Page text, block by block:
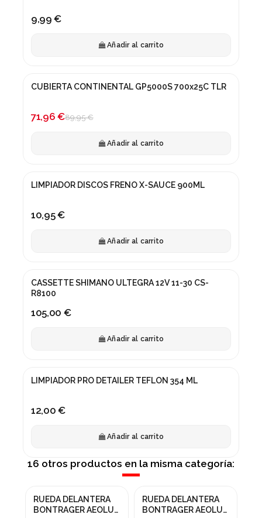
9,99 €
Añadir al carrito
¡En oferta!
CUBIERTA CONTINENTAL GP5000S 700x25C TLR
71,96 €89,95 €
Añadir al carrito
LIMPIADOR DISCOS FRENO X-SAUCE 900ML
10,95 €
Añadir al carrito
CASSETTE SHIMANO ULTEGRA 12V 11-30 CS-
R8100
105,00 €
Añadir al carrito
LIMPIADOR PRO DETAILER TEFLON 354 ML
12,00 €
Añadir al carrito
16 otros productos en la misma categoría:
¡En oferta!
RUEDA DELANTERA
BONTRAGER AEOLUS
RUEDA DELANTERA
BONTRAGER AEOLUS